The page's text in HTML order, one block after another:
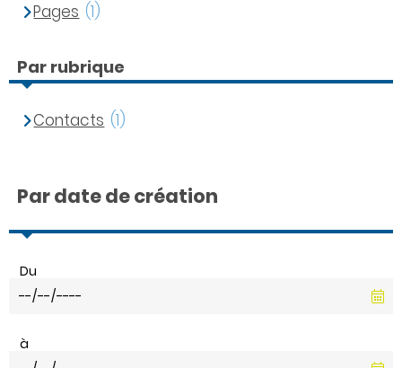
Pages (1)
Par rubrique
Contacts (1)
Par date de création
Du
à